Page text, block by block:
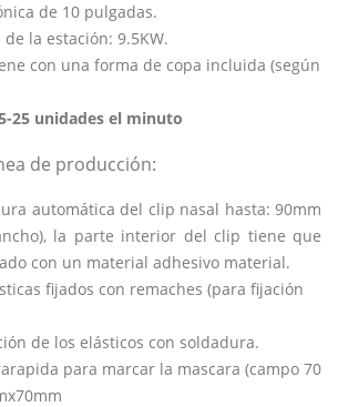
de 10 pulgadas.
la estación: 9.5KW.
con una forma de copa incluida (según
25 unidades el minuto
de producción:
automática del clip nasal hasta: 90mm
la parte interior del clip tiene que
con un material adhesivo material.
fijados con remaches (para fijación
de los elásticos con soldadura.
para marcar la mascara (campo 70